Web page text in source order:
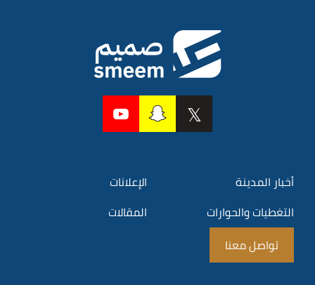
أخبار المدينة
الإعلانات
التغطيات والحوارات
المقالات
تواصل معنا